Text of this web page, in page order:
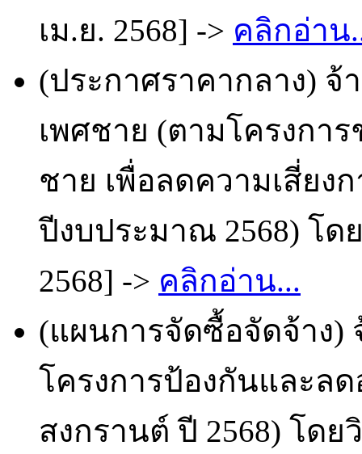
เม.ย. 2568] -> คลิกอ่าน
(ประกาศราคากลาง)
เพศชาย (ตามโครงกา
ชาย เพื่อลดความเสี่ยง
ปีงบประมาณ 2568) โด
2568] -> คลิกอ่าน...
(แผนการจัดซื้อจัดจ้าง)
โครงการป้องกันและล
สงกรานต์ ปี 2568) โดย